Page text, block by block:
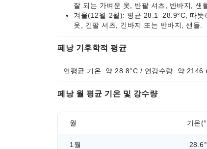
잘 되는 가벼운 옷, 반팔 셔츠, 반바지, 샌
겨울(12월-2월): 평균 28.1–28.9°C, 따
옷, 긴팔 셔츠, 긴바지 또는 반바지, 샌들.
페낭 기후학적 평균
연평균 기온: 약 28.8°C / 연강수량: 약
페낭 월 평균 기온 및 강수량
월 기온
1월